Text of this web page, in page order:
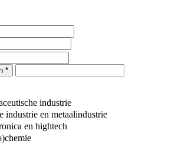
*
industrie
industrie en metaalindustrie
en hightech